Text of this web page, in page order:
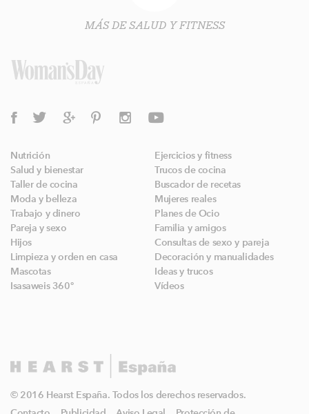
MÁS DE SALUD Y FITNESS
Nutrición
Ejercicios y fitness
Salud y bienestar
Trucos de cocina
Taller de cocina
Buscador de recetas
Moda y belleza
Mujeres reales
Trabajo y dinero
Planes de Ocio
Pareja y sexo
Familia y amigos
Hijos
Consultas de sexo y pareja
Limpieza y orden en casa
Decoración y manualidades
Mascotas
Ideas y trucos
Isasaweis 360º
Vídeos
© 2016 Hearst España. Todos los derechos reservados.